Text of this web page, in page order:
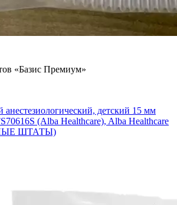
«Базис Премиум»
детский 15 мм
(Alba Healthcare), Alba Healthcare
ШТАТЫ)